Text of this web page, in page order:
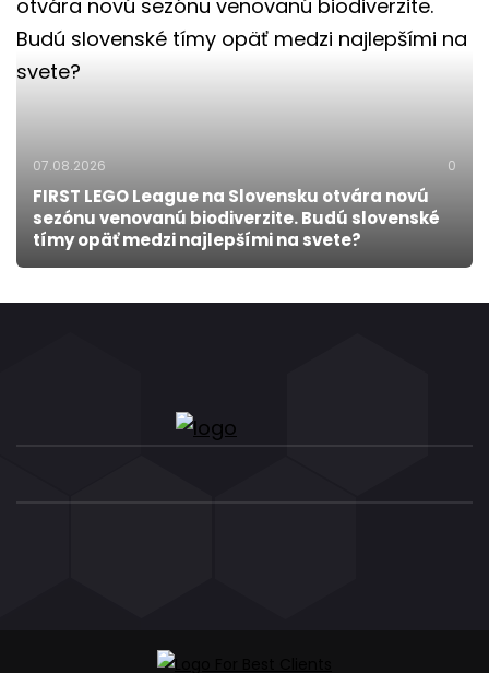
07.08.2026 0
FIRST LEGO League na Slovensku otvára novú
sezónu venovanú biodiverzite. Budú slovenské
tímy opäť medzi najlepšími na svete?